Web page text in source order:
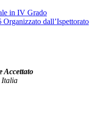
in IV Grado
dall’Ispettorato
Accettato
Italia